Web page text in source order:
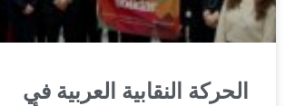
الحركة النقابية العربية في